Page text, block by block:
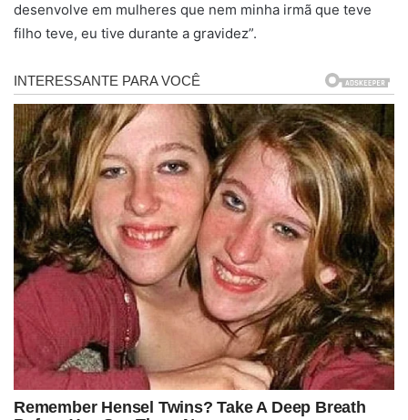
desenvolve em mulheres que nem minha irmã que teve
filho teve, eu tive durante a gravidez”.